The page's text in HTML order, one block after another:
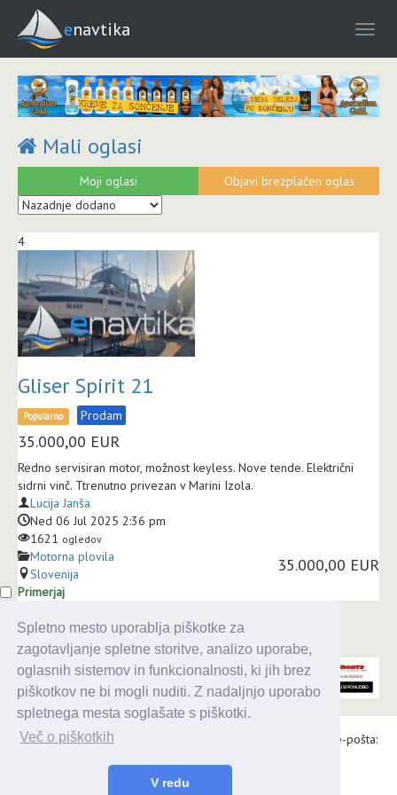
Spletno mesto uporablja piškotke za
zagotavljanje spletne storitve, analizo uporabe,
oglasnih sistemov in funkcionalnosti, ki jih brez
piškotkov ne bi mogli nuditi. Z nadaljnjo uporabo
spletnega mesta soglašate s piškotki.
Več o piškotkih
V redu
enavtika
Mali oglasi
Objavi brezplačen oglas
Moji oglasi
4
Gliser Spirit 21
Popularno Prodam
35.000,00 EUR
Redno servisiran motor, možnost keyless. Nove tende. Električni
sidrni vinč. Ttrenutno privezan v Marini Izola.
Lucija Janša
Ned 06 Jul 2025 2:36 pm
1621 ogledov
35.000,00 EUR
Motorna plovila
Slovenija
Primerjaj
Alaris d.o.o., Topniška 14, Ljubljana, Tel.: 031 303 086, e-pošta:
© 2026 enavtika